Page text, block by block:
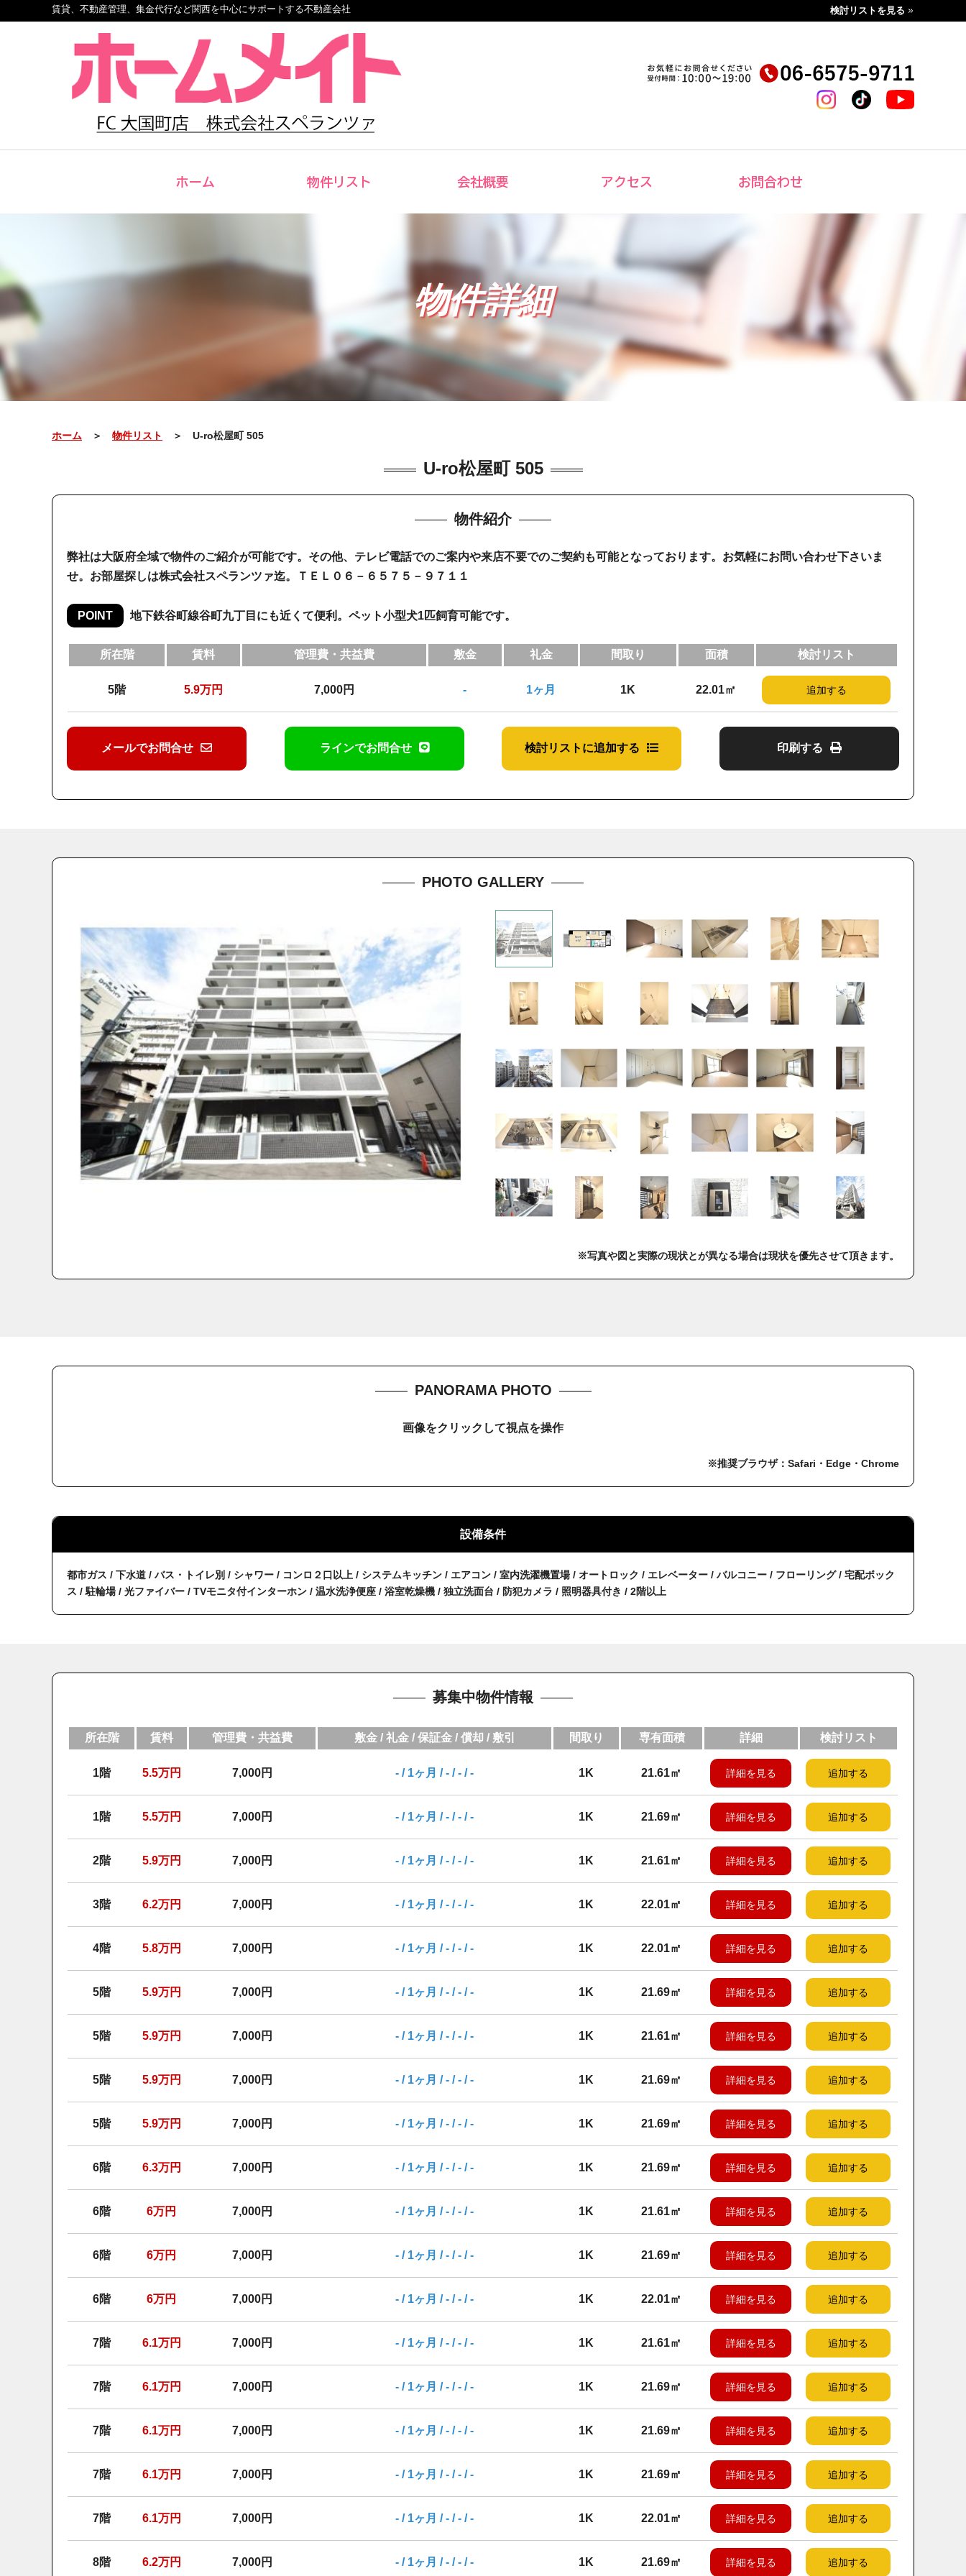
賃貸、不動産管理、集金代行など関西を中心にサポートする不動産会社 検討リストを見る
ホーム 物件リスト 会社概要 アクセス お問合わせ
物件詳細
ホーム ＞ 物件リスト ＞ U-ro松屋町 505
U-ro松屋町 505
物件紹介
弊社は大阪府全域で物件のご紹介が可能です。その他、テレビ電話でのご案内や来店不要でのご契約も可能となっております。お気軽にお問い合わせ下さいま
せ。お部屋探しは株式会社スペランツァ迄。ＴＥＬ０６－６５７５－９７１１
POINT 地下鉄谷町線谷町九丁目にも近くて便利。ペット小型犬1匹飼育可能です。
所在階 賃料 管理費・共益費 敷金 礼金 間取り 面積 検討リスト
5階 5.9万円 7,000円 - 1ヶ月 1K 22.01㎡ 追加する
メールでお問合せ ラインでお問合せ 検討リストに追加する 印刷する
PHOTO GALLERY
※写真や図と実際の現状とが異なる場合は現状を優先させて頂きます。
PANORAMA PHOTO
画像をクリックして視点を操作
※推奨ブラウザ：Safari・Edge・Chrome
設備条件
都市ガス / 下水道 / バス・トイレ別 / シャワー / コンロ２口以上 / システムキッチン / エアコン / 室内洗濯機置場 / オートロック / エレベーター / バルコニー / フローリング / 宅配ボック
ス / 駐輪場 / 光ファイバー / TVモニタ付インターホン / 温水洗浄便座 / 浴室乾燥機 / 独立洗面台 / 防犯カメラ / 照明器具付き / 2階以上
募集中物件情報
所在階 賃料 管理費・共益費 敷金 / 礼金 / 保証金 / 償却 / 敷引 間取り 専有面積 詳細 検討リスト
1階 5.5万円 7,000円 - / 1ヶ月 / - / - / - 1K 21.61㎡ 詳細を見る 追加する
1階 5.5万円 7,000円 - / 1ヶ月 / - / - / - 1K 21.69㎡ 詳細を見る 追加する
2階 5.9万円 7,000円 - / 1ヶ月 / - / - / - 1K 21.61㎡ 詳細を見る 追加する
3階 6.2万円 7,000円 - / 1ヶ月 / - / - / - 1K 22.01㎡ 詳細を見る 追加する
4階 5.8万円 7,000円 - / 1ヶ月 / - / - / - 1K 22.01㎡ 詳細を見る 追加する
5階 5.9万円 7,000円 - / 1ヶ月 / - / - / - 1K 21.69㎡ 詳細を見る 追加する
5階 5.9万円 7,000円 - / 1ヶ月 / - / - / - 1K 21.61㎡ 詳細を見る 追加する
5階 5.9万円 7,000円 - / 1ヶ月 / - / - / - 1K 21.69㎡ 詳細を見る 追加する
5階 5.9万円 7,000円 - / 1ヶ月 / - / - / - 1K 21.69㎡ 詳細を見る 追加する
6階 6.3万円 7,000円 - / 1ヶ月 / - / - / - 1K 21.69㎡ 詳細を見る 追加する
6階 6万円 7,000円 - / 1ヶ月 / - / - / - 1K 21.61㎡ 詳細を見る 追加する
6階 6万円 7,000円 - / 1ヶ月 / - / - / - 1K 21.69㎡ 詳細を見る 追加する
6階 6万円 7,000円 - / 1ヶ月 / - / - / - 1K 22.01㎡ 詳細を見る 追加する
7階 6.1万円 7,000円 - / 1ヶ月 / - / - / - 1K 21.61㎡ 詳細を見る 追加する
7階 6.1万円 7,000円 - / 1ヶ月 / - / - / - 1K 21.69㎡ 詳細を見る 追加する
7階 6.1万円 7,000円 - / 1ヶ月 / - / - / - 1K 21.69㎡ 詳細を見る 追加する
7階 6.1万円 7,000円 - / 1ヶ月 / - / - / - 1K 21.69㎡ 詳細を見る 追加する
7階 6.1万円 7,000円 - / 1ヶ月 / - / - / - 1K 22.01㎡ 詳細を見る 追加する
8階 6.2万円 7,000円 - / 1ヶ月 / - / - / - 1K 21.69㎡ 詳細を見る 追加する